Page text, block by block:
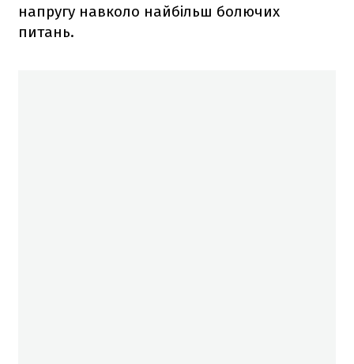
напругу навколо найбільш болючих
питань.